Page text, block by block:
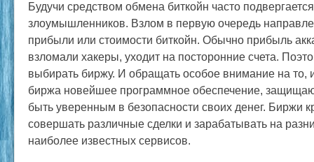
Будучи средством обмена биткойн часто
злоумышленников. Взлом в первую очередь
прибыли или стоимости биткойн. Обычно прибыль
взломали хакеры, уходит на посторонние счета.
выбирать биржу. И обращать особое внимание на то,
биржа новейшее программное обеспечение,
быть уверенным в безопасности своих денег. Биржи
совершать различные сделки и зарабатывать на
наиболее известных сервисов.